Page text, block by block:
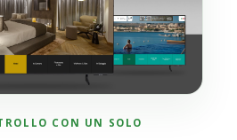
CON UN SOLO